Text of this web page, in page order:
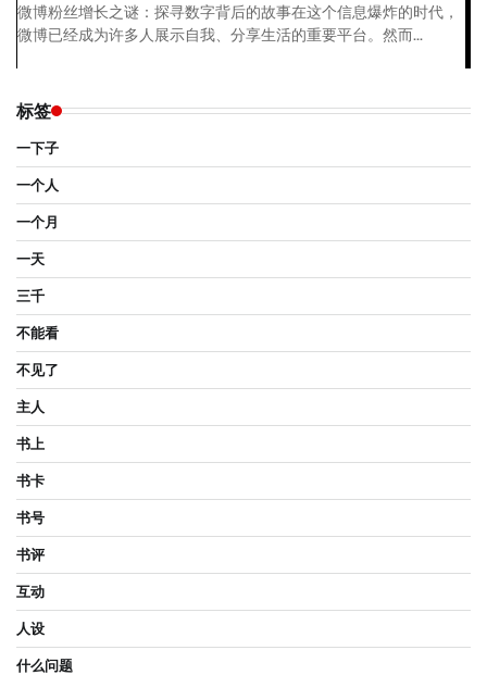
微博粉丝增长之谜：探寻数字背后的故事在这个信息爆炸的时代，
微博已经成为许多人展示自我、分享生活的重要平台。然而...
标签
一下子
一个人
一个月
一天
三千
不能看
不见了
主人
书上
书卡
书号
书评
互动
人设
什么问题